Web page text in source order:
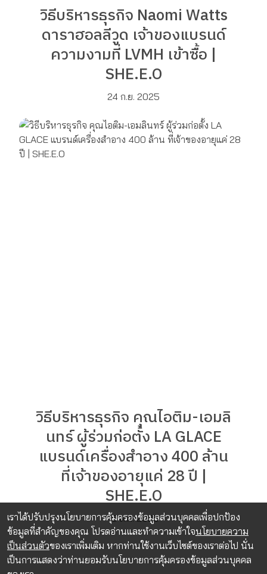
วิธีบริหารธุรกิจ Naomi Watts
ดาราฮอลลีวูด เจ้าของแบรนด์
ความงามที่ LVMH เข้าซื้อ |
SHE.E.O
24 ก.ย. 2025
วิธีบริหารธุรกิจ คุณไอติม-เอมลิ
นทร์ ผู้ร่วมก่อตั้ง LA GLACE
แบรนด์เครื่องสำอาง 400 ล้าน
ที่เจ้าของอายุแค่ 28 ปี |
SHE.E.O
15 ต.ค. 2025
เราได้ปรับปรุงนโยบายการคุ้มครองข้อมูลส่วนบุคคลเพื่อปกป้อง
ข้อมูลที่สำคัญของคุณ โปรดอ่านและทำความเข้าใจนโยบายความ
เป็นส่วนตัวของเราเพิ่มเติม หากท่านใช้งานเว็บไซต์ของเราต่อไป นั่น
เป็นการแสดงว่าท่านยอมรับนโยบายการคุ้มครองข้อมูลส่วนบุคคล